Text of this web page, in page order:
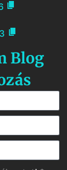


Blog